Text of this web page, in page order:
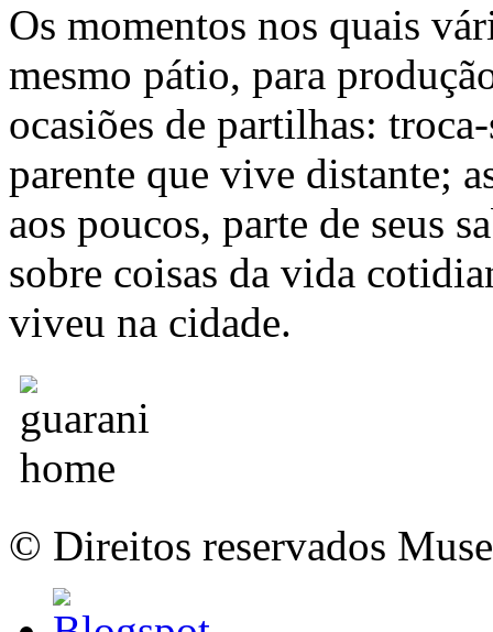
Os momentos nos quais
mesmo pátio, para
ocasiões de partilhas:
parente que vive distante;
aos poucos, parte de seus
sobre coisas da vida
viveu na cidade.
© Direitos reservados